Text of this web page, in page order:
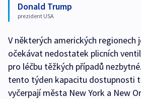
Donald Trump
prezident USA
V některých amerických regionech
očekávat nedostatek plicních
pro léčbu těžkých případů
tento týden kapacitu dostupnosti
vyčerpají města New York a New